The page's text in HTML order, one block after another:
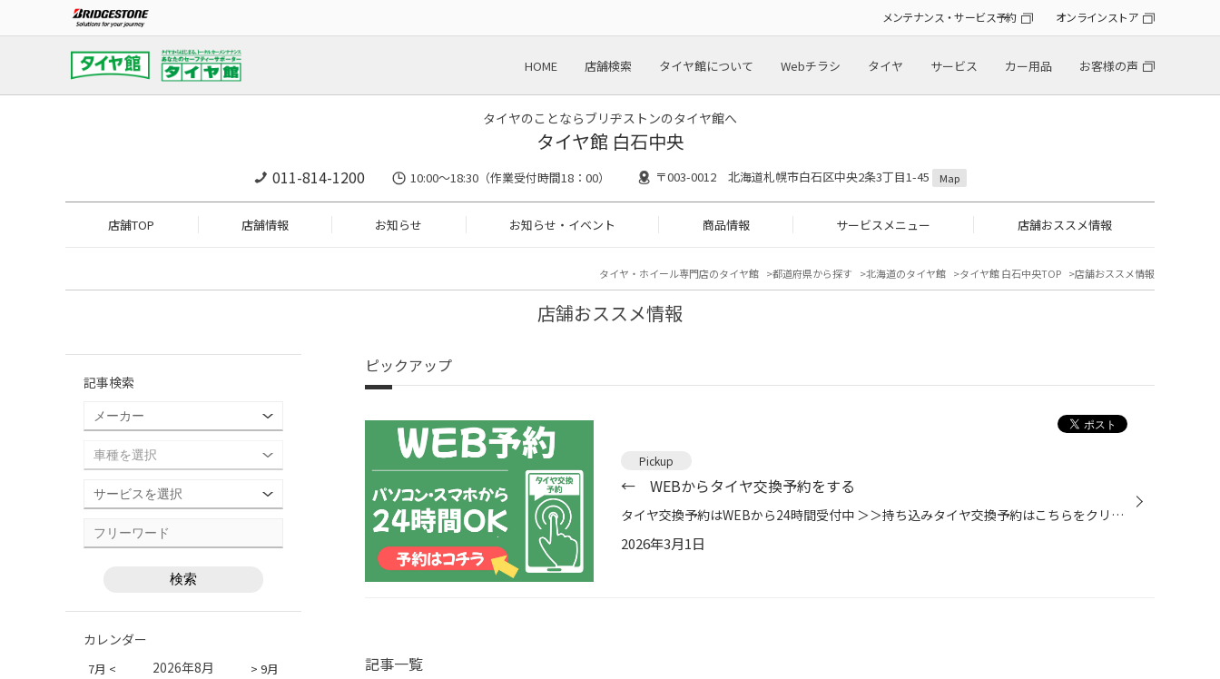
メンテナンス・サービス予約 オンラインストア
HOME 店舗検索 タイヤ館について Webチラシ タイヤ サービス カー用品 お客様の声
タイヤのことならブリヂストンのタイヤ館へ
タイヤ館 白石中央
011-814-1200 10:00～18:30（作業受付時間18：00） 〒003-0012 北海道札幌市白石区中央2条3丁目1-45 Map
店舗TOP 店舗情報 お知らせ お知らせ・イベント 商品情報 サービスメニュー 店舗おススメ情報
タイヤ・ホイール専門店のタイヤ館 都道府県から探す 北海道のタイヤ館 タイヤ館 白石中央TOP 店舗おススメ情報
店舗おススメ情報
ピックアップ
Pickup
← WEBからタイヤ交換予約をする
タイヤ交換予約はWEBから24時間受付中 ＞＞持ち込みタイヤ交換予約はこちらをクリック
2026年3月1日
記事一覧
記事検索
カレンダー
7月 < > 9月
2026年8月